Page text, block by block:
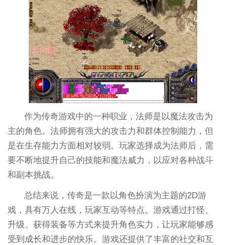
作为传奇游戏中的一种职业，法师是以魔法攻击为
主的角色。法师拥有强大的攻击力和群体控制能力，但
是在生存能力方面相对较弱。玩家选择成为法师后，需
要不断地提升自己的技能和魔法威力，以应对各种战斗
和副本挑战。
总结来说，传奇是一款以角色扮演为主题的2D游
戏，具有万人在线，玩家互动等特点。游戏通过打怪、
升级、获得装备等方式来提升角色实力，让玩家能够感
受到成长和进步的快乐。游戏还提供了丰富的社交和互